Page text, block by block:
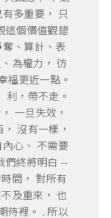
多重要， 只
這個價值觀錯
、算計、表
為權力， 彷
福更近一點。
利，帶不走。
一旦失效，
沒有一樣，
心、 不需要
們終將明白 --
間， 對所有
及重來， 也
待裡。 . 所以